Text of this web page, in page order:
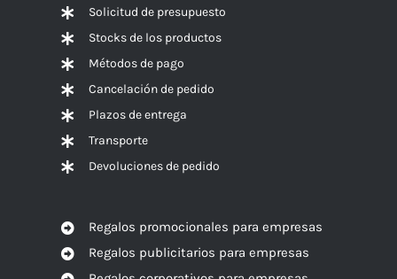
Solicitud de presupuesto
Stocks de los productos
Métodos de pago
Cancelación de pedido
Plazos de entrega
Transporte
Devoluciones de pedido
Regalos promocionales para empresas
Regalos publicitarios para empresas